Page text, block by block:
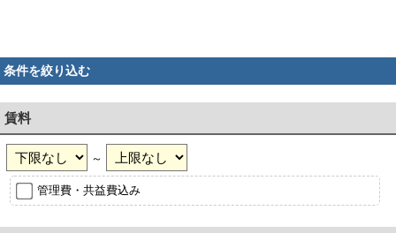
条件を絞り込む
賃料
～
管理費・共益費込み